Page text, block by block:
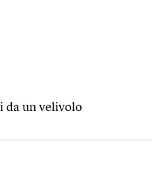
da un velivolo